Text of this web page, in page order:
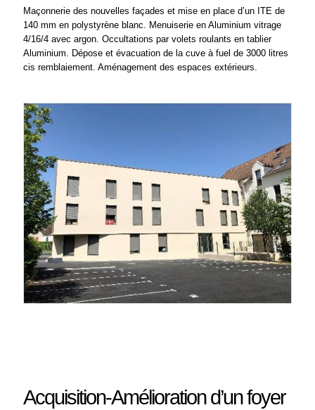
Maçonnerie des nouvelles façades et mise en place d’un ITE de
140 mm en polystyrène blanc. Menuiserie en Aluminium vitrage
4/16/4 avec argon. Occultations par volets roulants en tablier
Aluminium. Dépose et évacuation de la cuve à fuel de 3000 litres
cis remblaiement. Aménagement des espaces extérieurs.
Acquisition-Amélioration d’un foyer